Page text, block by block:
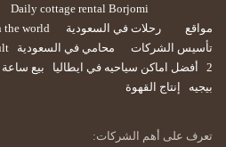
Daily cottage rental Borjomi
مواقع
رحلات في السعودية the world
تأسيس الشركات
محامي في السعودية
2
أفضل اماكن سياحيه في ايطاليا بيع ساعة
بيجيه
إنتاج القهوة
تعرف على أهم الشركات: